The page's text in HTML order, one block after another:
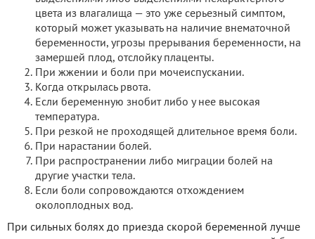
цвета из влагалища — это уже серьезный симптом,
который может указывать на наличие внематочной
беременности, угрозы прерывания беременности, на
замершей плод, отслойку плаценты.
При жжении и боли при мочеиспускании.
Когда открылась рвота.
Если беременную знобит либо у нее высокая
температура.
При резкой не проходящей длительное время боли.
При нарастании болей.
При распространении либо миграции болей на
другие участки тела.
Если боли сопровождаются отхождением
околоплодных вод.
При сильных болях до приезда скорой беременной лучше